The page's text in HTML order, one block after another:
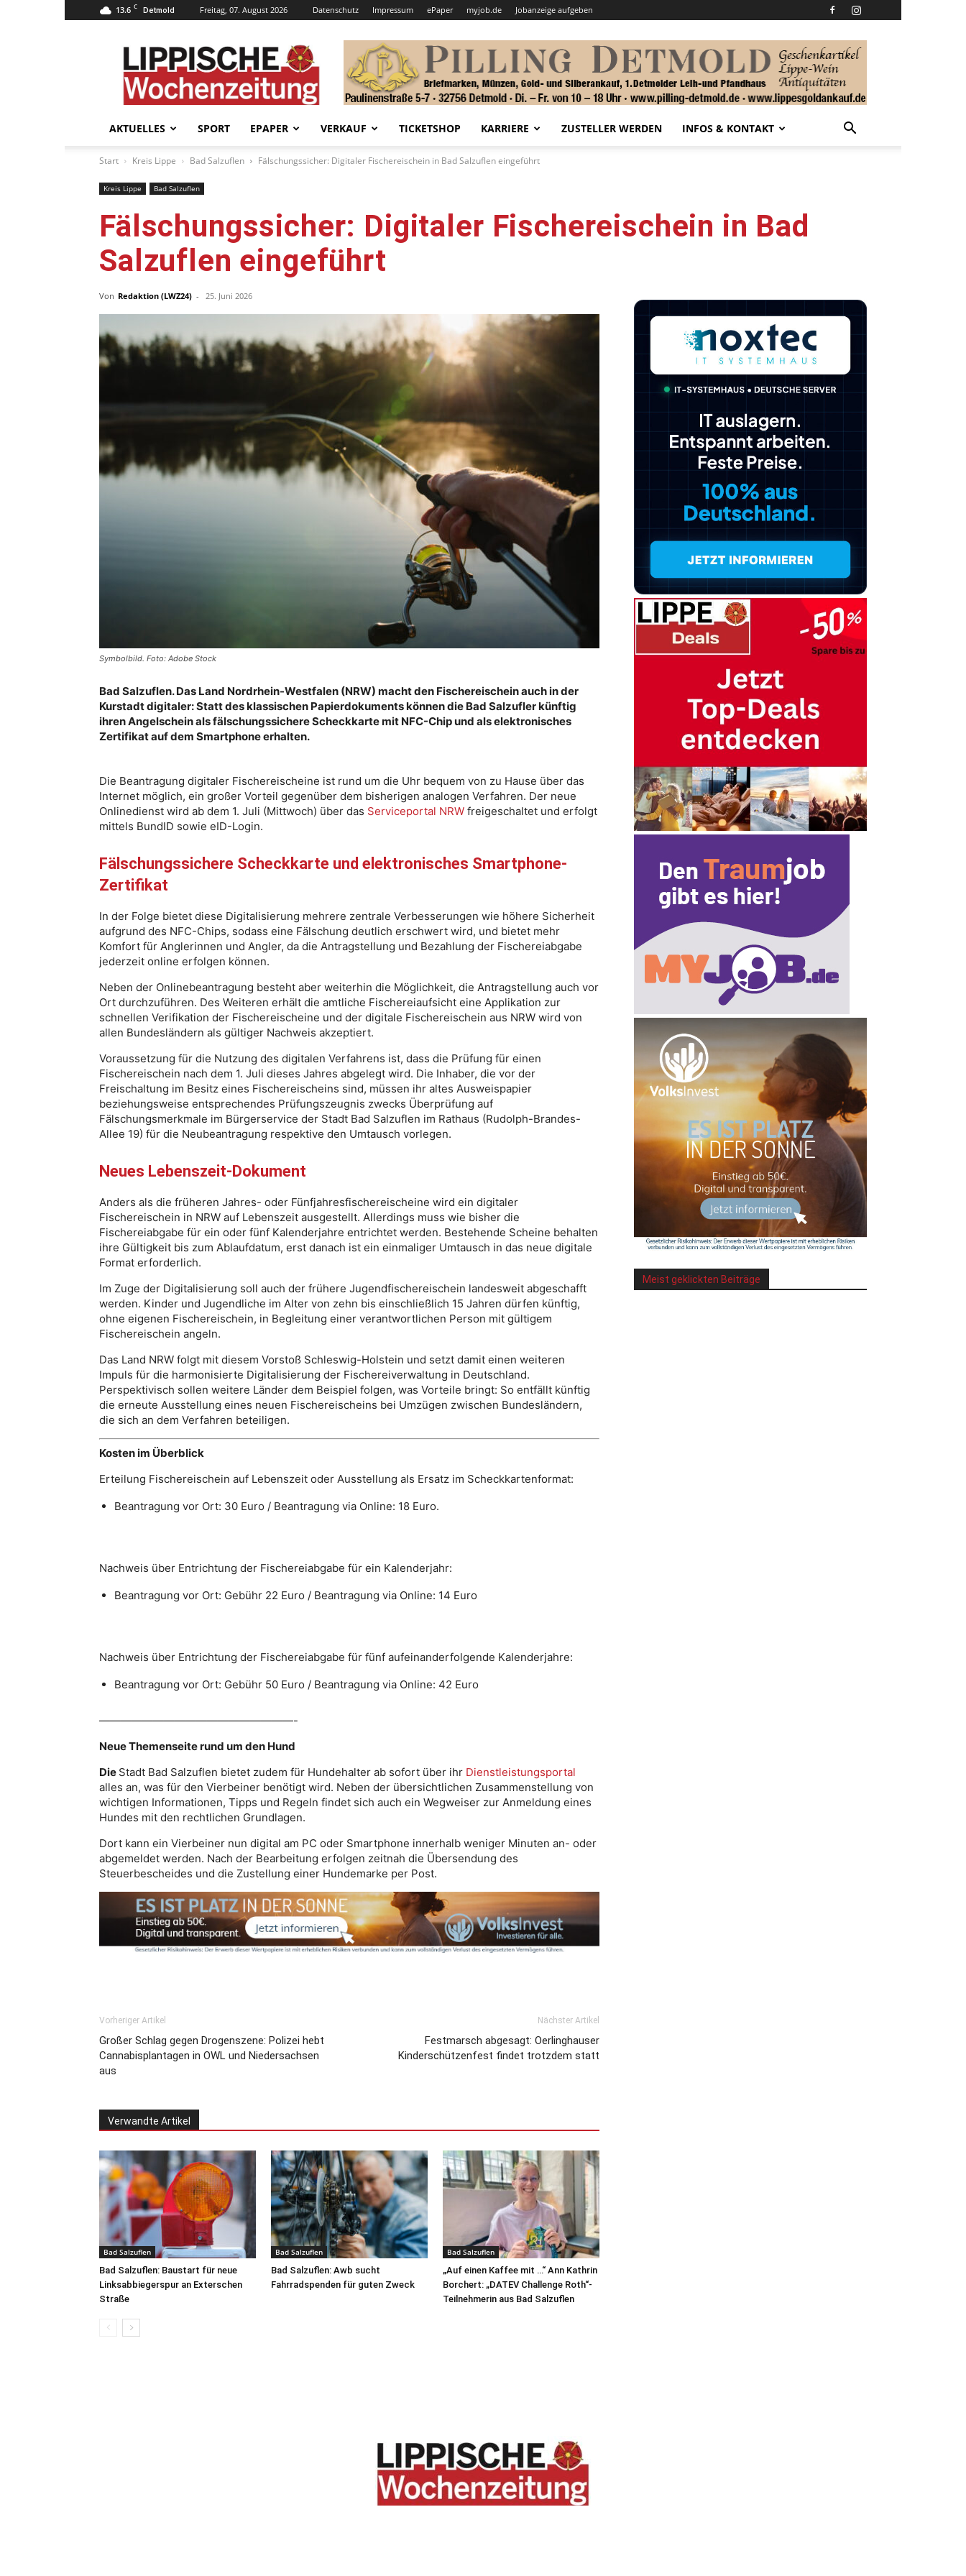
13.6 C Detmold Freitag, 07. August 2026 Datenschutz Impressum ePaper myjob.de Jobanzeige aufgeben
Lippische
Wochenzeitung
–
LWZ24.de
AKTUELLES SPORT EPAPER VERKAUF TICKETSHOP KARRIERE ZUSTELLER WERDEN INFOS & KONTAKT
Start Kreis Lippe Bad Salzuflen Fälschungssicher: Digitaler Fischereischein in Bad Salzuflen eingeführt
Kreis Lippe Bad Salzuflen
Fälschungssicher: Digitaler Fischereischein in Bad
Salzuflen eingeführt
Von Redaktion (LWZ24) - 25. Juni 2026
Symbolbild. Foto: Adobe Stock
Bad Salzuflen. Das Land Nordrhein-Westfalen (NRW) macht den Fischereischein auch in der
Kurstadt digitaler: Statt des klassischen Papierdokuments können die Bad Salzufler künftig
ihren Angelschein als fälschungssichere Scheckkarte mit NFC-Chip und als elektronisches
Zertifikat auf dem Smartphone erhalten.
Die Beantragung digitaler Fischereischeine ist rund um die Uhr bequem von zu Hause über das
Internet möglich, ein großer Vorteil gegenüber dem bisherigen analogen Verfahren. Der neue
Onlinedienst wird ab dem 1. Juli (Mittwoch) über das Serviceportal NRW freigeschaltet und erfolgt
mittels BundID sowie eID-Login.
Fälschungssichere Scheckkarte und elektronisches Smartphone-
Zertifikat
In der Folge bietet diese Digitalisierung mehrere zentrale Verbesserungen wie höhere Sicherheit
aufgrund des NFC-Chips, sodass eine Fälschung deutlich erschwert wird, und bietet mehr
Komfort für Anglerinnen und Angler, da die Antragstellung und Bezahlung der Fischereiabgabe
jederzeit online erfolgen können.
Neben der Onlinebeantragung besteht aber weiterhin die Möglichkeit, die Antragstellung auch vor
Ort durchzuführen. Des Weiteren erhält die amtliche Fischereiaufsicht eine Applikation zur
schnellen Verifikation der Fischereischeine und der digitale Fischereischein aus NRW wird von
allen Bundesländern als gültiger Nachweis akzeptiert.
Voraussetzung für die Nutzung des digitalen Verfahrens ist, dass die Prüfung für einen
Fischereischein nach dem 1. Juli dieses Jahres abgelegt wird. Die Inhaber, die vor der
Freischaltung im Besitz eines Fischereischeins sind, müssen ihr altes Ausweispapier
beziehungsweise entsprechendes Prüfungszeugnis zwecks Überprüfung auf
Fälschungsmerkmale im Bürgerservice der Stadt Bad Salzuflen im Rathaus (Rudolph-Brandes-
Allee 19) für die Neubeantragung respektive den Umtausch vorlegen.
Neues Lebenszeit-Dokument
Anders als die früheren Jahres- oder Fünfjahresfischereischeine wird ein digitaler
Fischereischein in NRW auf Lebenszeit ausgestellt. Allerdings muss wie bisher die
Fischereiabgabe für ein oder fünf Kalenderjahre entrichtet werden. Bestehende Scheine behalten
ihre Gültigkeit bis zum Ablaufdatum, erst danach ist ein einmaliger Umtausch in das neue digitale
Format erforderlich.
Im Zuge der Digitalisierung soll auch der frühere Jugendfischereischein landesweit abgeschafft
werden. Kinder und Jugendliche im Alter von zehn bis einschließlich 15 Jahren dürfen künftig,
ohne eigenen Fischereischein, in Begleitung einer verantwortlichen Person mit gültigem
Fischereischein angeln.
Das Land NRW folgt mit diesem Vorstoß Schleswig-Holstein und setzt damit einen weiteren
Impuls für die harmonisierte Digitalisierung der Fischereiverwaltung in Deutschland.
Perspektivisch sollen weitere Länder dem Beispiel folgen, was Vorteile bringt: So entfällt künftig
die erneute Ausstellung eines neuen Fischereischeins bei Umzügen zwischen Bundesländern,
die sich an dem Verfahren beteiligen.
Kosten im Überblick
Erteilung Fischereischein auf Lebenszeit oder Ausstellung als Ersatz im Scheckkartenformat:
Beantragung vor Ort: 30 Euro / Beantragung via Online: 18 Euro.
Nachweis über Entrichtung der Fischereiabgabe für ein Kalenderjahr:
Beantragung vor Ort: Gebühr 22 Euro / Beantragung via Online: 14 Euro
Nachweis über Entrichtung der Fischereiabgabe für fünf aufeinanderfolgende Kalenderjahre:
Beantragung vor Ort: Gebühr 50 Euro / Beantragung via Online: 42 Euro
——————————————————-
Neue Themenseite rund um den Hund
Die Stadt Bad Salzuflen bietet zudem für Hundehalter ab sofort über ihr Dienstleistungsportal
alles an, was für den Vierbeiner benötigt wird. Neben der übersichtlichen Zusammenstellung von
wichtigen Informationen, Tipps und Regeln findet sich auch ein Wegweiser zur Anmeldung eines
Hundes mit den rechtlichen Grundlagen.
Dort kann ein Vierbeiner nun digital am PC oder Smartphone innerhalb weniger Minuten an- oder
abgemeldet werden. Nach der Bearbeitung erfolgen zeitnah die Übersendung des
Steuerbescheides und die Zustellung einer Hundemarke per Post.
Vorheriger Artikel
Großer Schlag gegen Drogenszene: Polizei hebt
Cannabisplantagen in OWL und Niedersachsen
aus
Nächster Artikel
Festmarsch abgesagt: Oerlinghauser
Kinderschützenfest findet trotzdem statt
Verwandte Artikel
Bad Salzuflen
Bad Salzuflen: Baustart für neue
Linksabbiegerspur an Exterschen
Straße
Bad Salzuflen
Bad Salzuflen: Awb sucht
Fahrradspenden für guten Zweck
Bad Salzuflen
„Auf einen Kaffee mit …“ Ann Kathrin
Borchert: „DATEV Challenge Roth“-
Teilnehmerin aus Bad Salzuflen
Meist geklickten Beiträge